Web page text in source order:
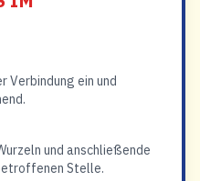
Verbindung ein und
und anschließende
Stelle.